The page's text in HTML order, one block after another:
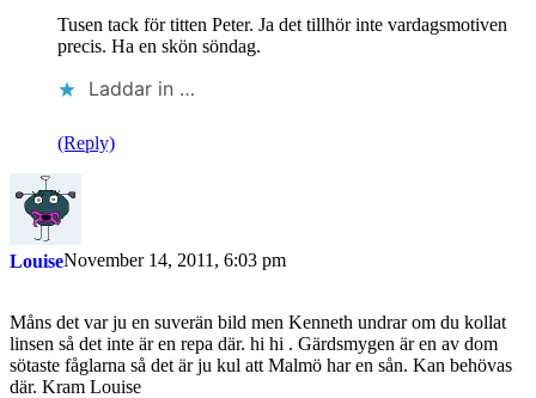
Tusen tack för titten Peter. Ja det tillhör inte vardagsmotiven
precis. Ha en skön söndag.
Laddar in …
(Reply)
LouiseNovember 14, 2011, 6:03 pm
Måns det var ju en suverän bild men Kenneth undrar om du kollat
linsen så det inte är en repa där. hi hi . Gärdsmygen är en av dom
sötaste fåglarna så det är ju kul att Malmö har en sån. Kan behövas
där. Kram Louise